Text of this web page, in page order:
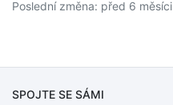
Poslední změna: před 6 měsíci
SPOJTE SE SÁMI